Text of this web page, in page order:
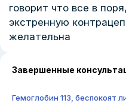
говорит что все в
экстренную
желательна
Завершенные
Гемоглобин 113, беспокоят